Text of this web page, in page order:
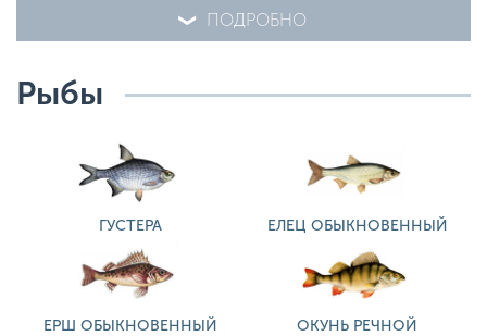
ПОДРОБНО
Рыбы
ГУСТЕРА ЕЛЕЦ ОБЫКНОВЕННЫЙ
ЕРШ ОБЫКНОВЕННЫЙ ОКУНЬ РЕЧНОЙ